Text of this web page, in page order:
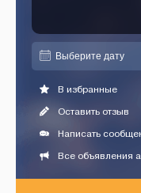
В избранные
Оставить отзыв
Написать
Все объявления